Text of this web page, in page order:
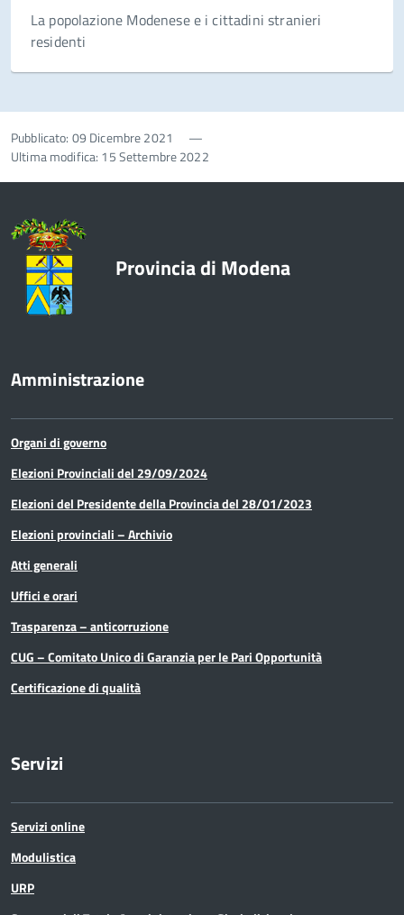
La popolazione Modenese e i cittadini stranieri
residenti
Pubblicato: 09 Dicembre 2021
—
Ultima modifica: 15 Settembre 2022
Provincia di Modena
Amministrazione
Organi di governo
Elezioni Provinciali del 29/09/2024
Elezioni del Presidente della Provincia del 28/01/2023
Elezioni provinciali – Archivio
Atti generali
Uffici e orari
Trasparenza – anticorruzione
CUG – Comitato Unico di Garanzia per le Pari Opportunità
Certificazione di qualità
Servizi
Servizi online
Modulistica
URP